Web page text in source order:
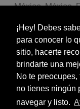
¡Hey! Debes
para conocer lo
sitio, hacerte
brindarte una
No te
no tienes ningún
navegar y listo.
México, México.
fines no